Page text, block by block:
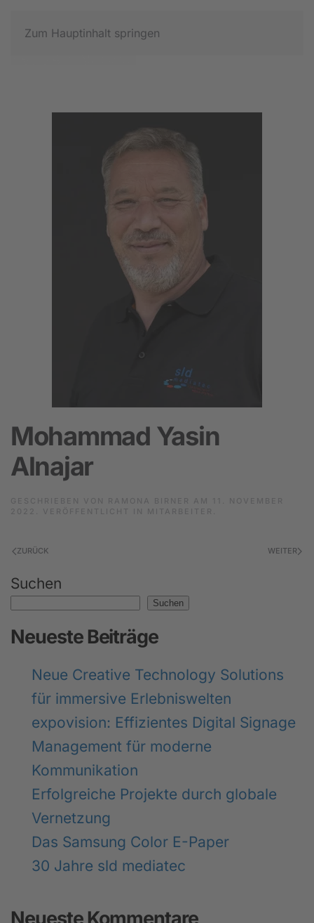
Zum Hauptinhalt springen
Mohammad Yasin
Alnajar
ZURÜCK WEITER
Suchen
Suchen
Neueste Beiträge
Neue Creative Technology Solutions
für immersive Erlebniswelten
expovision: Effizientes Digital Signage
Management für moderne
Kommunikation
Erfolgreiche Projekte durch globale
Vernetzung
Das Samsung Color E-Paper
30 Jahre sld mediatec